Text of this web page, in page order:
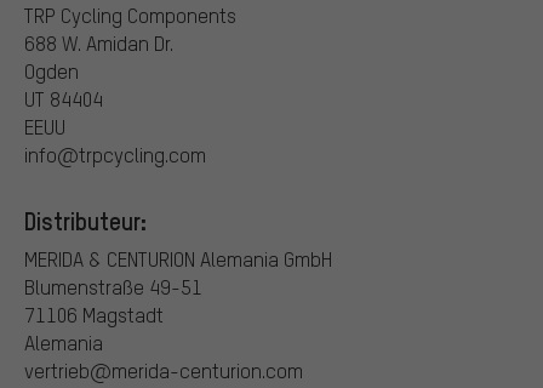
TRP Cycling Components
688 W. Amidan Dr.
Ogden
UT 84404
EEUU
info@trpcycling.com
Distributeur:
MERIDA & CENTURION Alemania GmbH
Blumenstraße 49-51
71106 Magstadt
Alemania
vertrieb@merida-centurion.com